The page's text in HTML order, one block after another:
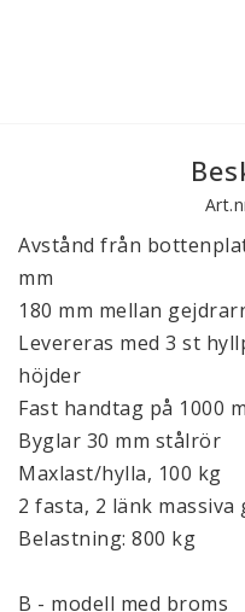
Avstånd från
mm
180 mm mellan
Levereras med 3 st
höjder
Fast handtag på 1000
Byglar 30 mm stålrör
Maxlast/hylla, 100 kg
2 fasta, 2 länk massiva
Belastning: 800 kg
B - modell med broms